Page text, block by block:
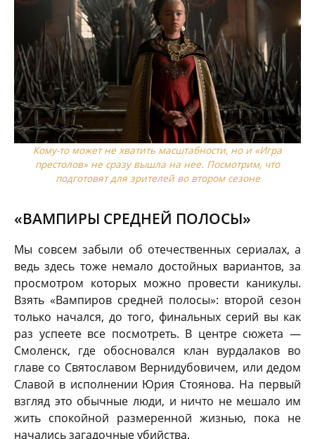
Кому-то может не хватить масштабности, но и «Игра
престолов» не сразу вышла на нее. Посмотрим, что
подготовят для зрителей во втором сезоне
«ВАМПИРЫ СРЕДНЕЙ ПОЛОСЫ»
Мы совсем забыли об отечественных сериалах, а
ведь здесь тоже немало достойных вариантов, за
просмотром которых можно провести каникулы.
Взять «Вампиров средней полосы»: второй сезон
только начался, до того, финальных серий вы как
раз успеете все посмотреть. В центре сюжета —
Смоленск, где обосновался клан вурдалаков во
главе со Святославом Вернидубовичем, или дедом
Славой в исполнении Юрия Стоянова. На первый
взгляд это обычные люди, и ничто не мешало им
жить спокойной размеренной жизнью, пока не
начались загадочные убийства.